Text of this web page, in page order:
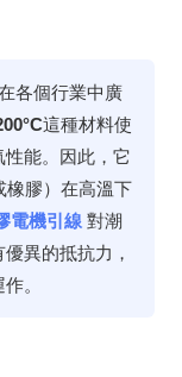
各個行業中廣
這種材料使
能。因此，它
橡膠）在高溫下
電機引線對潮
異的抵抗力，
。